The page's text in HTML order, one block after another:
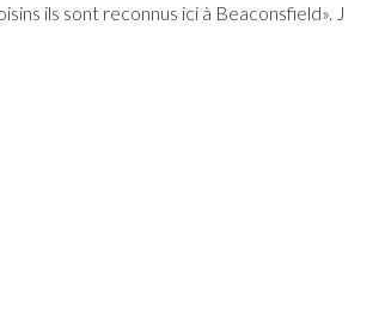
ils sont reconnus ici à Beaconsfield». J